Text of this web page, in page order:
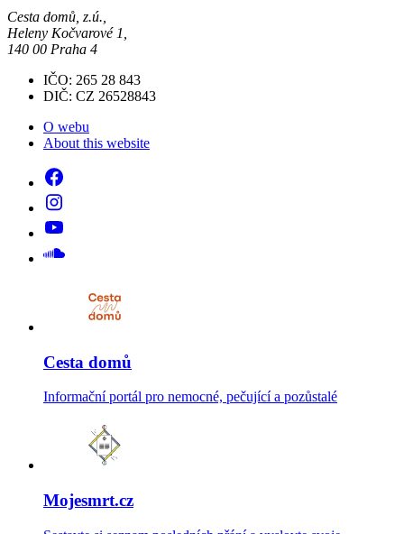
Cesta domů, z.ú.,
Heleny Kočvarové 1,
140 00 Praha 4
IČO: 265 28 843
DIČ: CZ 26528843
O webu
About this website
Cesta domů
Informační portál pro nemocné, pečující a pozůstalé
Mojesmrt.cz